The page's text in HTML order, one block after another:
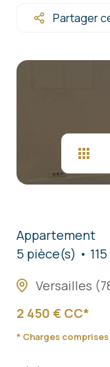
services
Partager
Appartement
5 pièce(s)
Versailles
2 450 € CC*
* Charges comprises